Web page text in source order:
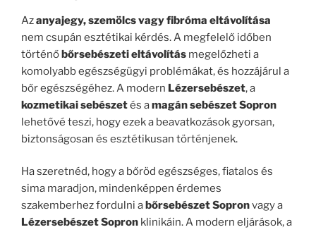
Azanyajegy, szemölcs vagy fibróma eltávolítása
nem csupán esztétikai kérdés. A megfelelő időben
történőbőrsebészeti eltávolítás megelőzheti a
komolyabb egészségügyi problémákat, és hozzájárul a
bőr egészségéhez. A modern Lézersebészet, a
kozmetikai sebészetés amagán sebészet Sopron
lehetővé teszi, hogy ezek a beavatkozások gyorsan,
biztonságosan és esztétikusan történjenek.
Ha szeretnéd, hogy a bőröd egészséges, fiatalos és
sima maradjon, mindenképpen érdemes
szakemberhez fordulni a bőrsebészet Sopronvagy a
Lézersebészet Sopron klinikáin. A modern eljárások, a